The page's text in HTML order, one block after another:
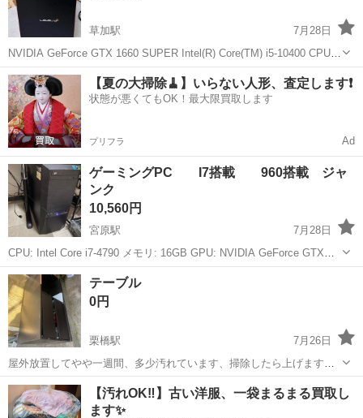
草加駅
7月28日
NVIDIA GeForce GTX 1660 SUPER Intel(R) Core(TM) i5-10400 CPU
@ 2.90GHz メモリ16GB SSD 500GB Windows11 home サイズ...
埼玉 草加市 草加駅 デスクトップパソコン iiyama
【夏の大掃除🧹】いらない人形、査定します❗️
状態が悪くてもOK！最大限買取します
プリフラ Ad
ゲーミングPC I7搭載 960搭載 ジャ
ンク
10,560円
宮原駅
7月28日
CPU: Intel Core i7-4790 メモリ: 16GB GPU: NVIDIA GeForce GTX
960 ↑+1500円で1050tiに変更可能 ストレージ:125gb
OS:Windows...
埼玉 上尾市 宮原駅
テーブル
0円
栗橋駅
7月26日
屋外放置してやや一週間、多少汚れています、掃除したら上げます、
ガラスを入れる留め具が3つ不足しています。 気にするの方がご考え
してお願い致します
埼玉 加須市 栗橋駅 デスクトップパソコン
【汚れOK‼️】古い洋服、一袋まるまる買取し
ます✨